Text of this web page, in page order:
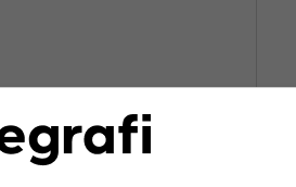
del me njoftim: Çdo